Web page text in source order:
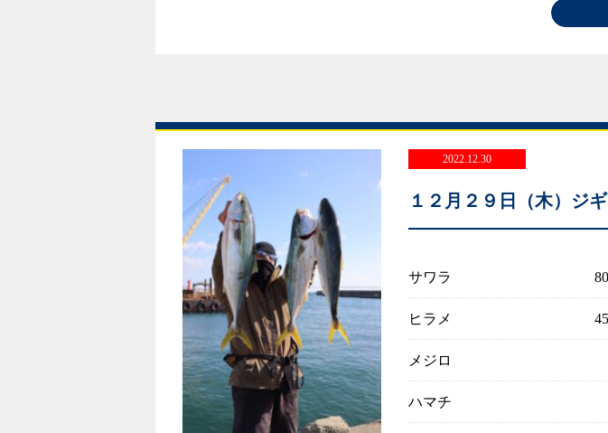
2022.12.30
１２月２９日（木）ジ
サワラ
ヒラメ
メジロ
ハマチ